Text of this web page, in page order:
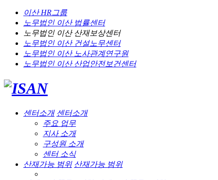
이산 HR그룹
노무법인 이산법률센터
노무법인 이산산재보상센터
노무법인 이산건설노무센터
노무법인 이산노사관계연구원
노무법인 이산산업안전보건센터
센터소개 센터소개
주요 업무
지사 소개
구성원 소개
센터 소식
산재가능 범위 산재가능 범위